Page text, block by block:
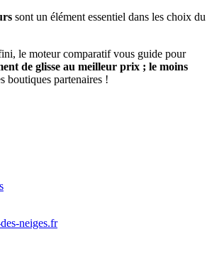
sont un élément essentiel dans les choix du
le moteur comparatif vous guide pour
de glisse au meilleur prix ; le moins
boutiques partenaires !
neiges.fr